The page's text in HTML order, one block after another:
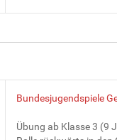
Bundesjugendspiele
Übung ab Klasse 3 (9